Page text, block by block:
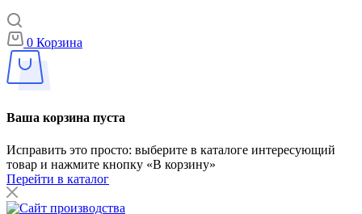
0 Корзина
Ваша корзина пуста
Исправить это просто: выберите в каталоге интересующий
товар и нажмите кнопку «В корзину»
Перейти в каталог